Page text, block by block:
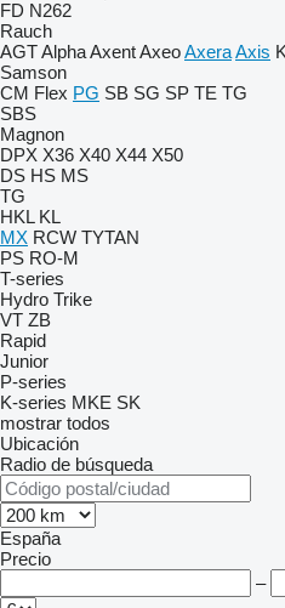
FD N262
Rauch
AGTAlphaAxentAxeoAxeraAxis
Samson
CM Flex PG SB SG SP TE TG
SBS
Magnon
DPX X36 X40 X44 X50
DS HS MS
TG
HKL KL
MX RCW TYTAN
PS RO-M
T-series
Hydro Trike
VT ZB
Rapid
Junior
P-series
K-series MKE SK
mostrar todos
Ubicación
Radio de búsqueda
España
Precio
–